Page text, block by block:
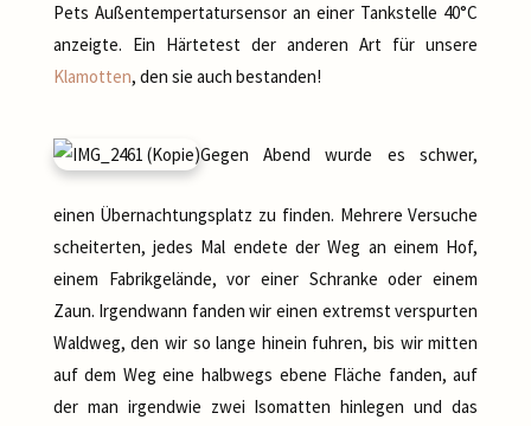
Pets Außentempertatursensor an einer Tankstelle 40°C
anzeigte. Ein Härtetest der anderen Art für unsere
Klamotten, den sie auch bestanden!
Gegen Abend wurde es schwer,
einen Übernachtungsplatz zu finden. Mehrere Versuche
scheiterten, jedes Mal endete der Weg an einem Hof,
einem Fabrikgelände, vor einer Schranke oder einem
Zaun. Irgendwann fanden wir einen extremst verspurten
Waldweg, den wir so lange hinein fuhren, bis wir mitten
auf dem Weg eine halbwegs ebene Fläche fanden, auf
der man irgendwie zwei Isomatten hinlegen und das